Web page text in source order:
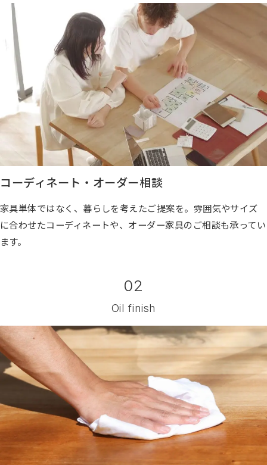
コーディネート・オーダー相談
家具単体ではなく、暮らしを考えたご提案を。雰囲気やサイズ
に合わせたコーディネートや、オーダー家具のご相談も承ってい
ます。
02
Oil finish